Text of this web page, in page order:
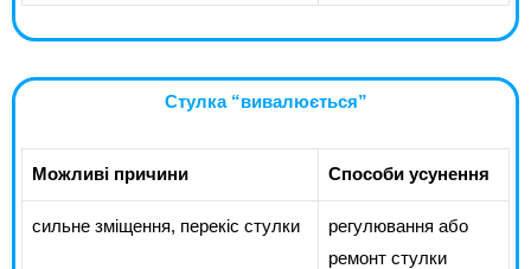
Стулка “вивалюється”
Можливі причини Способи усунення
сильне зміщення, перекіс стулки
регулювання або
ремонт стулки